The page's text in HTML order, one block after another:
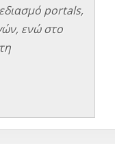
portals,
ενώ στο